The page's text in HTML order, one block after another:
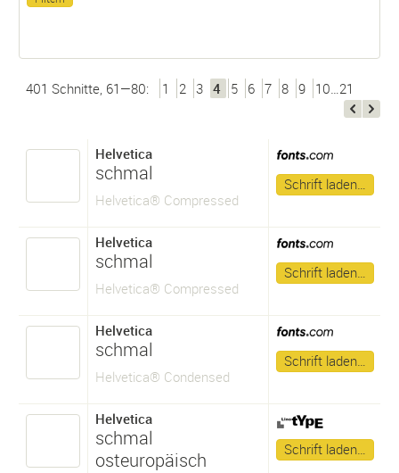
401 Schnitte, 61—80: 1 2 3 4 5 6 7 8 9 10…21
Helvetica
schmal
Helvetica® Compressed
Schrift laden…
Helvetica
schmal
Helvetica® Compressed
Schrift laden…
Helvetica
schmal
Helvetica® Condensed
Schrift laden…
Helvetica
schmal
osteuropäisch
Schrift laden…